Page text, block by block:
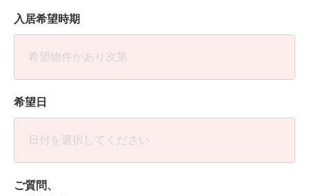
入居希望時期
希望日
ご質問、